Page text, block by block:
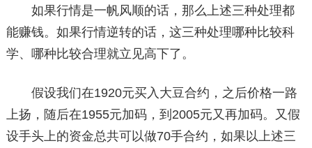
如果行情是一帆风顺的话，那么上述三种处理都
能赚钱。如果行情逆转的话，这三种处理哪种比较科
学、哪种比较合理就立见高下了。
假设我们在1920元买入大豆合约，之后价格一路
上扬，随后在1955元加码，到2005元又再加码。又假
设手头上的资金总共可以做70手合约，如果以上述三